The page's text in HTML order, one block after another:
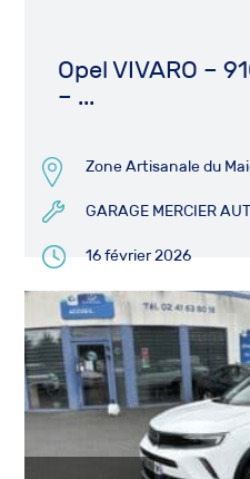
Opel VIVARO –
– ...
Zone Artisanale du
GARAGE MERCIER
16 février 2026